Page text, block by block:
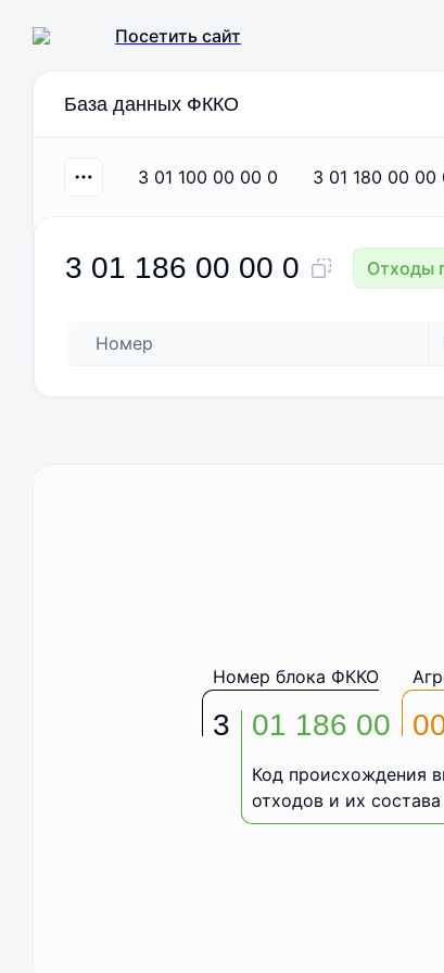
Посетить сайт
База данных ФККО
3 01 100 00 00 0 3 01 180 00 00
3 01 186 00 00 0 Отходы
Номер
3
Номер блока ФККО
Код происхождения
отходов и их состава
01 186 00